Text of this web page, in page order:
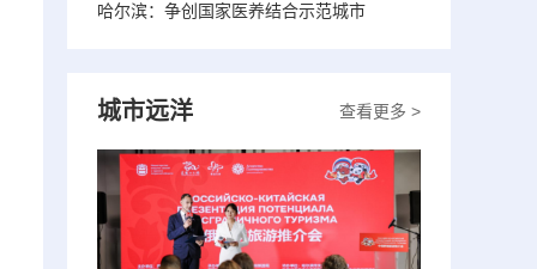
哈尔滨：争创国家医养结合示范城市
查看更多 >
城市远洋